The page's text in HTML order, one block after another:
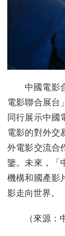
中國電影
電影聯合展台
同行展示中國
電影的對外交
外電影交流合
鑒。未來，「
機構和國產影
影走向世界。
（來源：